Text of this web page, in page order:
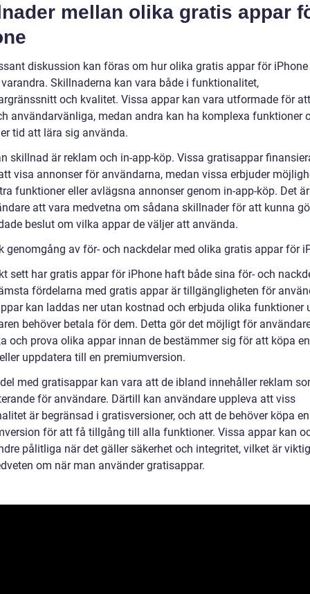
mellan olika gratis appar
diskussion kan föras om hur olika gratis appar för
Skillnaderna kan vara både i funktionalitet,
och kvalitet. Vissa appar kan vara utformade för
användarvänliga, medan andra kan ha komplexa funktioner
tid att lära sig använda.
skillnad är reklam och in-app-köp. Vissa gratisappar
visa annonser för användarna, medan vissa erbjuder
funktioner eller avlägsna annonser genom in-app-köp. Det
att vara medvetna om sådana skillnader för att kunna
beslut om vilka appar de väljer att använda.
genomgång av för- och nackdelar med olika gratis appar för
sett har gratis appar för iPhone haft både sina för- och
fördelarna med gratis appar är tillgängligheten för
kan laddas ner utan kostnad och erbjuda olika funktioner
behöver betala för dem. Detta gör det möjligt för
och prova olika appar innan de bestämmer sig för att köpa
uppdatera till en premiumversion.
med gratisappar kan vara att de ibland innehåller reklam
för användare. Därtill kan användare uppleva att viss
är begränsad i gratisversioner, och att de behöver köpa en
för att få tillgång till alla funktioner. Vissa appar kan
pålitliga när det gäller säkerhet och integritet, vilket är
om när man använder gratisappar.